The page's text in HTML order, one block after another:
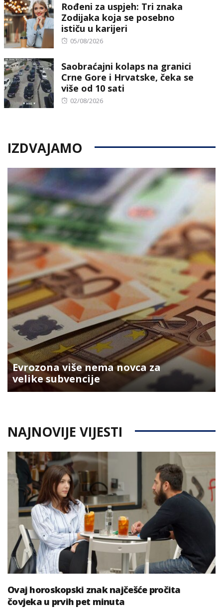
Rođeni za uspjeh: Tri znaka
Zodijaka koja se posebno
ističu u karijeri
Posted
05/08/2026
Saobraćajni kolaps na granici
Crne Gore i Hrvatske, čeka se
više od 10 sati
Posted
02/08/2026
IZDVAJAMO
Evrozona više nema novca za
velike subvencije
NAJNOVIJE VIJESTI
Ovaj horoskopski znak najčešće pročita
čovjeka u prvih pet minuta